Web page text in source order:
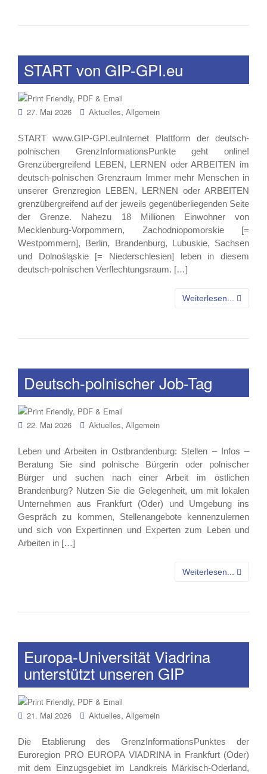
START von GIP-GPI.eu
27. Mai 2026 Aktuelles, Allgemein
START www.GIP-GPI.euInternet Plattform der deutsch-
polnischen GrenzInformationsPunkte geht online!
Grenzübergreifend LEBEN, LERNEN oder ARBEITEN im
deutsch-polnischen Grenzraum Immer mehr Menschen in
unserer Grenzregion LEBEN, LERNEN oder ARBEITEN
grenzübergreifend auf der jeweils gegenüberliegenden Seite
der Grenze. Nahezu 18 Millionen Einwohner von
Mecklenburg-Vorpommern, Zachodniopomorskie [=
Westpommern], Berlin, Brandenburg, Lubuskie, Sachsen
und Dolnośląskie [= Niederschlesien] leben in diesem
deutsch-polnischen Verflechtungsraum. […]
Weiterlesen...
Deutsch-polnischer Job-Tag
22. Mai 2026 Aktuelles, Allgemein
Leben und Arbeiten in Ostbrandenburg: Stellen – Infos –
Beratung Sie sind polnische Bürgerin oder polnischer
Bürger und suchen nach einer Arbeit im östlichen
Brandenburg? Nutzen Sie die Gelegenheit, um mit lokalen
Unternehmen aus Frankfurt (Oder) und Umgebung ins
Gespräch zu kommen, Stellenangebote kennenzulernen
und sich von Expertinnen und Experten zum Leben und
Arbeiten in […]
Weiterlesen...
Europa-Universität Viadrina
unterstützt unseren GIP
21. Mai 2026 Aktuelles, Allgemein
Die Etablierung des GrenzInformationsPunktes der
Euroregion PRO EUROPA VIADRINA in Frankfurt (Oder)
mit dem Einzugsgebiet im Landkreis Märkisch-Oderland,